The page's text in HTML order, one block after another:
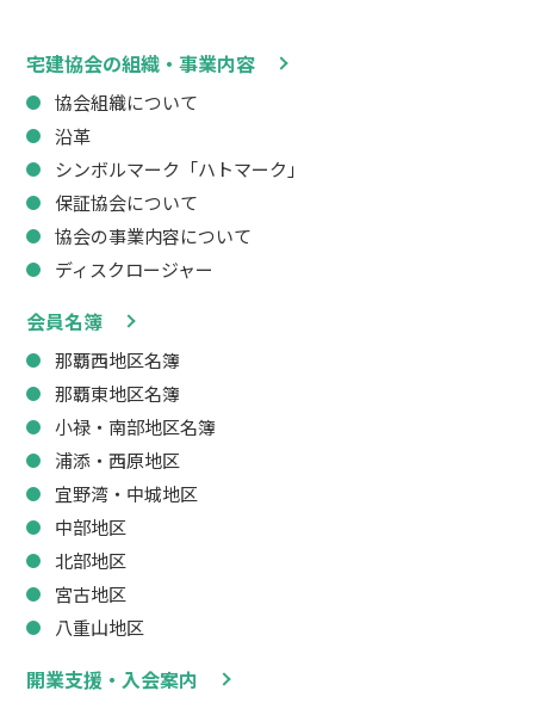
宅建協会の組織・事業内容
協会組織について
沿革
シンボルマーク「ハトマーク」
保証協会について
協会の事業内容について
ディスクロージャー
会員名簿
那覇西地区名簿
那覇東地区名簿
小禄・南部地区名簿
浦添・西原地区
宜野湾・中城地区
中部地区
北部地区
宮古地区
八重山地区
開業支援・入会案内